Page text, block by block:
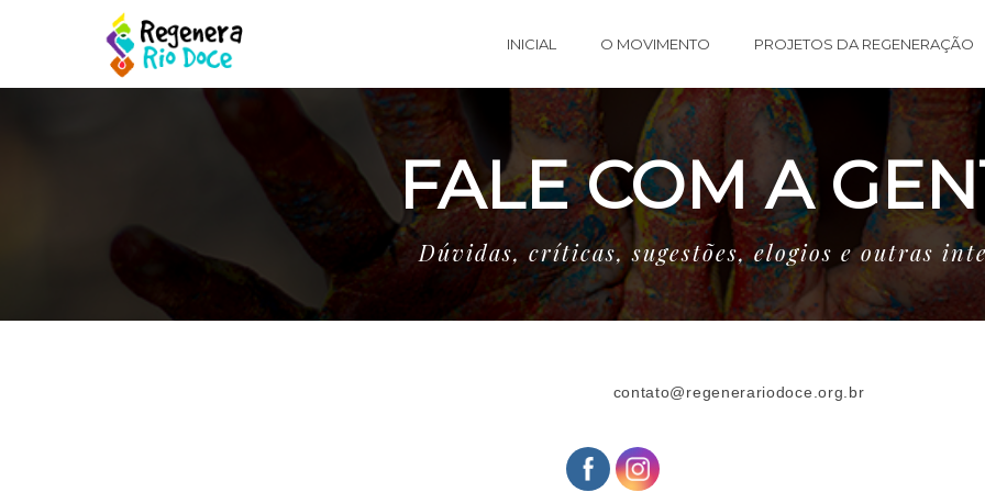
INICIAL O MOVIMENTO PROJETOS DA REGENERAÇÃO
FALE COM A
Dúvidas, críticas, sugestões, elogios e outras
contato@regenerariodoce.org.br